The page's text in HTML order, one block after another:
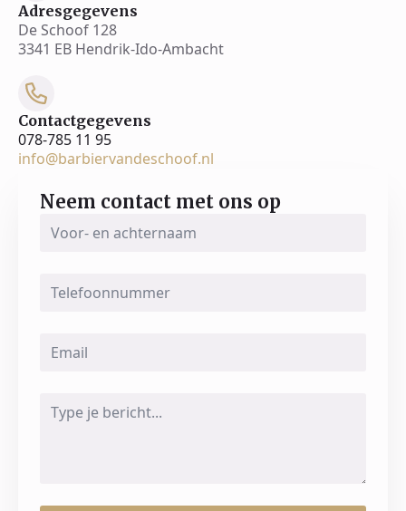
Adresgegevens
De Schoof 128
3341 EB Hendrik-Ido-Ambacht
Contactgegevens
078-785 11 95
info@barbiervandeschoof.nl
Neem contact met ons op
en